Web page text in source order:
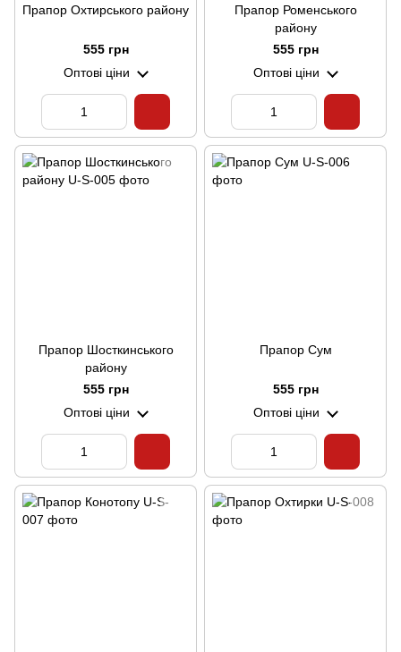
Прапор Охтирського району
555 грн
Оптові ціни
Прапор Роменського
району
555 грн
Оптові ціни
Прапор Шосткинського
району
555 грн
Оптові ціни
Прапор Сум
555 грн
Оптові ціни